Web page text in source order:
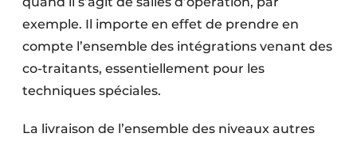
exemple. Il importe en effet de prendre en
compte l’ensemble des intégrations venant des
co-traitants, essentiellement pour les
techniques spéciales.
La livraison de l’ensemble des niveaux autres